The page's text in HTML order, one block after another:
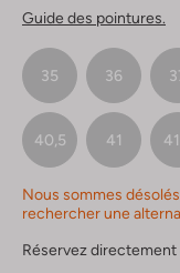
Guide des pointures.
35 36
40,5 41
Nous sommes
rechercher une
Réservez directement